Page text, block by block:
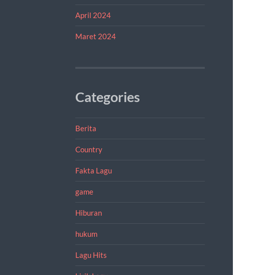
April 2024
Maret 2024
Categories
Berita
Country
Fakta Lagu
game
Hiburan
hukum
Lagu Hits